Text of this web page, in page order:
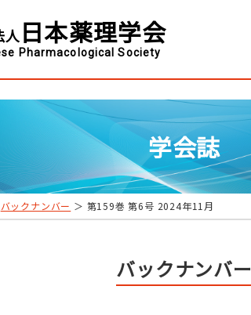
人日本薬理学会
Pharmacological Society
学会誌
バックナンバー ＞ 第159巻 第6号 2024年11月
バックナンバー